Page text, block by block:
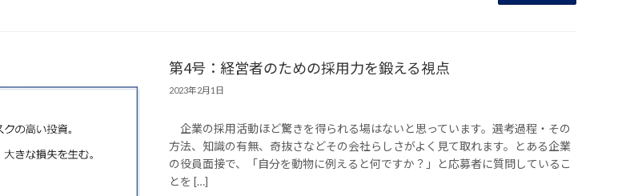
第4号：経営者のための採用力を鍛える視点
2023年2月1日
企業の採用活動ほど驚きを得られる場はないと思っています。選考過程・その
方法、知識の有無、奇抜さなどその会社らしさがよく見て取れます。とある企業
の役員面接で、「自分を動物に例えると何ですか？」と応募者に質問しているこ
とを […]